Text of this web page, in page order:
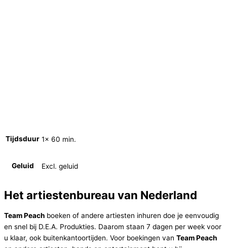
Tijdsduur 1x 60 min.
Geluid Excl. geluid
Het artiestenbureau van Nederland
Team Peach boeken of andere artiesten inhuren doe je eenvoudig
en snel bij D.E.A. Produkties. Daarom staan 7 dagen per week voor
u klaar, ook buitenkantoortijden. Voor boekingen van Team Peach